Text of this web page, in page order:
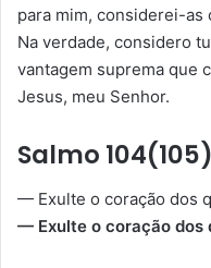
para mim, considerei-as
Na verdade, considero
vantagem suprema que
Jesus, meu Senhor.
Salmo 104(105)
— Exulte o coração dos
— Exulte o coração dos